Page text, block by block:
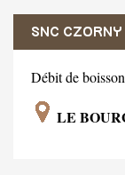
SNC CZORNY
Débit de
LE